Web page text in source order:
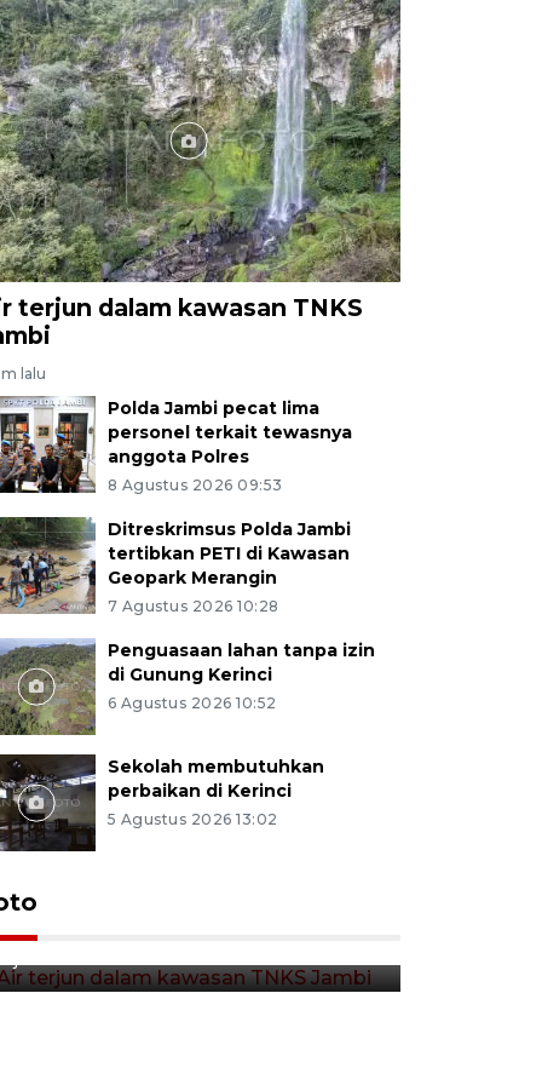
terjun dalam kawasan TNKS
lalu
Polda Jambi pecat lima
personel terkait tewasnya
anggota Polres
8 Agustus 2026 09:53
Ditreskrimsus Polda Jambi
tertibkan PETI di Kawasan
Geopark Merangin
7 Agustus 2026 10:28
Penguasaan lahan tanpa izin
di Gunung Kerinci
6 Agustus 2026 10:52
Sekolah membutuhkan
perbaikan di Kerinci
5 Agustus 2026 13:02
Air terjun dalam kawasan
TNKS Jambi